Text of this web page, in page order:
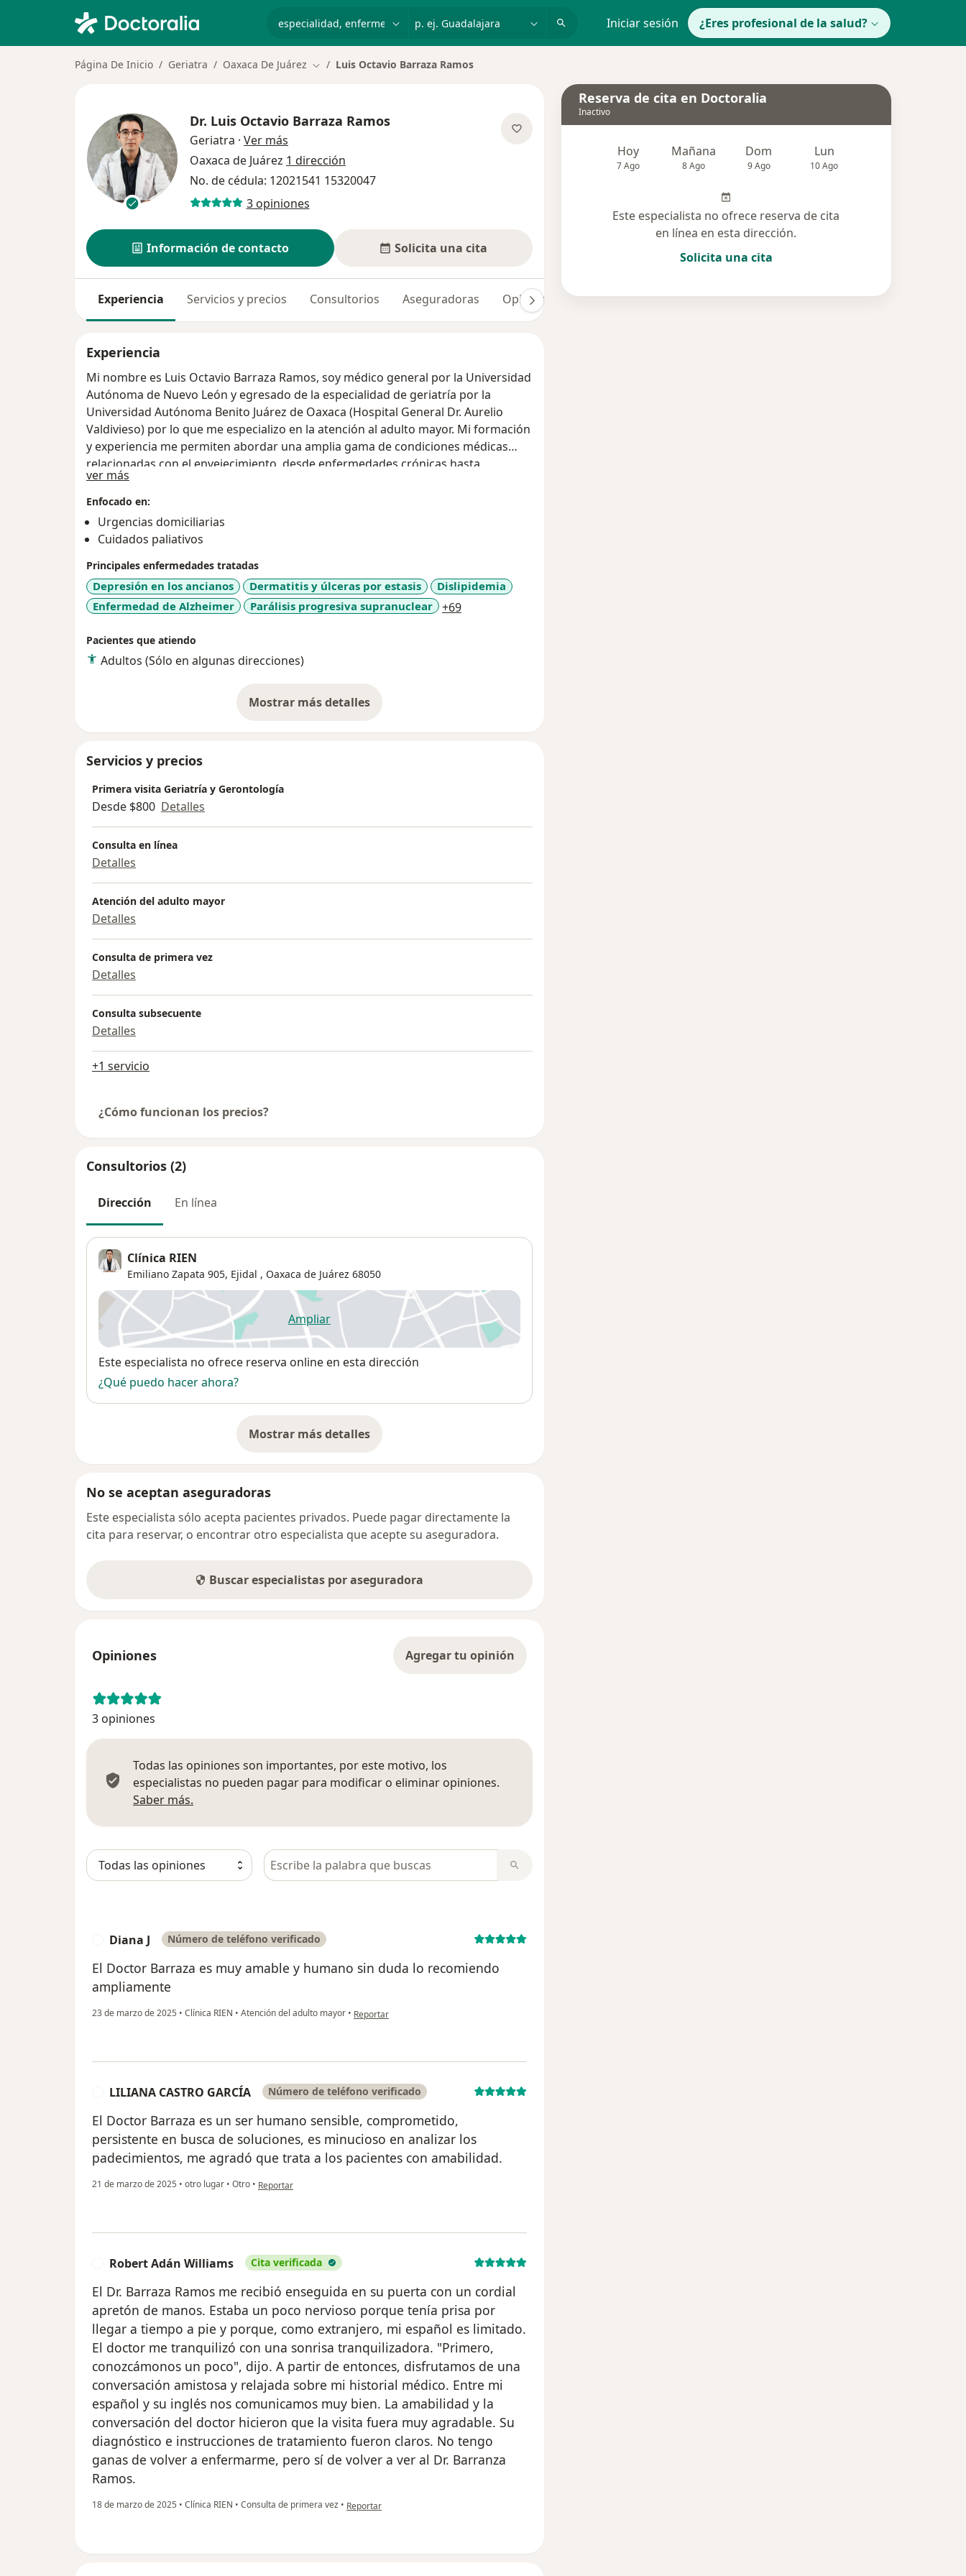
Iniciar sesión ¿Eres profesional de la salud?
Página De Inicio Geriatra Oaxaca De Juárez Cambiar de ciudad
Luis Octavio Barraza Ramos
Dr. Luis Octavio Barraza Ramos
Geriatra · Ver más
Oaxaca de Juárez 1 dirección
No. de cédula: 12021541 15320047
3 opiniones
Información de contacto Solicita una cita
Experiencia Servicios y precios Consultorios Aseguradoras Opiniones (3) Dudas solucionadas (1)
Experiencia
Mi nombre es Luis Octavio Barraza Ramos, soy médico general por la Universidad
Autónoma de Nuevo León y egresado de la especialidad de geriatría por la
Universidad Autónoma Benito Juárez de Oaxaca (Hospital General Dr. Aurelio
Valdivieso) por lo que me especializo en la atención al adulto mayor. Mi formación
y experiencia me permiten abordar una amplia gama de condiciones médicas
relacionadas con el envejecimiento, desde enfermedades crónicas hasta
síndromes geriátricos complejos. Mi objetivo es ayudar a las personas mayores a
vivir de forma plena e independiente, abordando sus necesidades médicas,
sociales y emocionales, mejorando así su calidad de vida.
ver más
Enfocado en:
Urgencias domiciliarias
Cuidados paliativos
Principales enfermedades tratadas
Depresión en los ancianos Dermatitis y úlceras por estasis
Dislipidemia
Enfermedad de Alzheimer
Parálisis progresiva supranuclear +69a11y_sr_more_diseases
Pacientes que atiendo
Adultos (Sólo en algunas direcciones)
Mostrar más detalles
sobre la experiencia
Servicios y precios
Primera visita Geriatría y Gerontología
Desde $800 Detalles
Consulta en línea
Detalles
Atención del adulto mayor
Detalles
Consulta de primera vez
Detalles
Consulta subsecuente
Detalles
+1 servicio
¿Cómo funcionan los precios?
Consultorios (2)
Dirección En línea
Clínica RIEN
Emiliano Zapata 905, Ejidal , Oaxaca de Juárez 68050
Ampliarse abre en una nueva pestaña
Disponibilidad
Este especialista no ofrece reserva online en esta dirección
¿Qué puedo hacer ahora?
Mostrar más detalles
sobre la dirección
No se aceptan aseguradoras
Este especialista sólo acepta pacientes privados. Puede pagar directamente la
cita para reservar, o encontrar otro especialista que acepte su aseguradora.
Buscar especialistas por aseguradora
Opiniones Agregar tu opinión
3 opiniones
Todas las opiniones son importantes, por este motivo, los
especialistas no pueden pagar para modificar o eliminar opiniones.
Saber más.
Busca en opiniones
Diana J Número de teléfono verificado
El Doctor Barraza es muy amable y humano sin duda lo recomiendo
ampliamente
23 de marzo de 2025 • Clínica RIEN • Atención del adulto mayor • en opinión del usuario Diana J
Reportar
LILIANA CASTRO GARCÍA Número de teléfono verificado
El Doctor Barraza es un ser humano sensible, comprometido,
persistente en busca de soluciones, es minucioso en analizar los
padecimientos, me agradó que trata a los pacientes con amabilidad.
21 de marzo de 2025 • otro lugar • Otro • en opinión del usuario LILIANA CASTRO GARCÍA
Reportar
Robert Adán Williams Cita verificada
El Dr. Barraza Ramos me recibió enseguida en su puerta con un cordial
apretón de manos. Estaba un poco nervioso porque tenía prisa por
llegar a tiempo a pie y porque, como extranjero, mi español es limitado.
El doctor me tranquilizó con una sonrisa tranquilizadora. "Primero,
conozcámonos un poco", dijo. A partir de entonces, disfrutamos de una
conversación amistosa y relajada sobre mi historial médico. Entre mi
español y su inglés nos comunicamos muy bien. La amabilidad y la
conversación del doctor hicieron que la visita fuera muy agradable. Su
diagnóstico e instrucciones de tratamiento fueron claros. No tengo
ganas de volver a enfermarme, pero sí de volver a ver al Dr. Barranza
Ramos.
18 de marzo de 2025 • Clínica RIEN • Consulta de primera vez • en opinión del usuario Robert Adán Williams
Reportar
Reserva de cita en Doctoralia
Inactivo
Hoy
7 Ago
Mañana
8 Ago
Dom
9 Ago
Lun
10 Ago
Este especialista no ofrece reserva de cita
en línea en esta dirección.
Solicita una cita